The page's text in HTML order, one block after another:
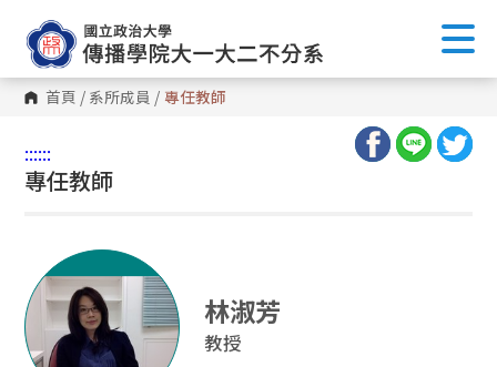
首頁 / 系所成員 / 專任教師
::::::
專任教師
林淑芳
教授